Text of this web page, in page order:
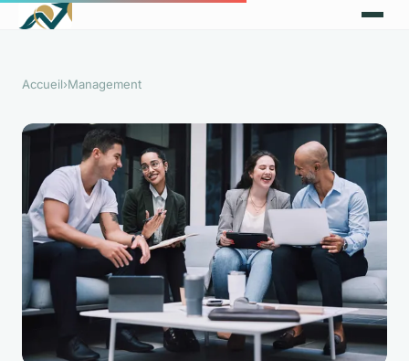
Accueil›Management